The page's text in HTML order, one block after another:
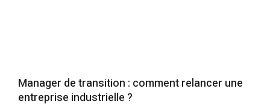
Manager de transition : comment relancer une
entreprise industrielle ?